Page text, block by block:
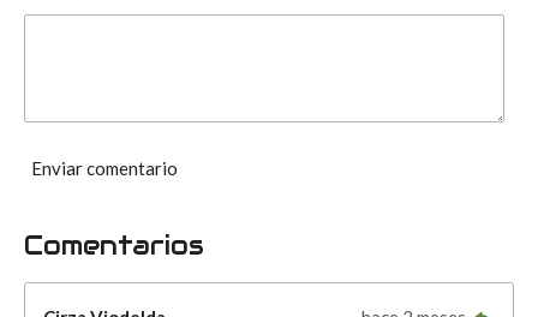
Enviar comentario
Comentarios